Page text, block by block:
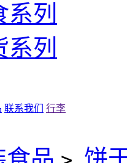
系列
系列
联系我们
行李